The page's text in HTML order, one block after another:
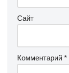
Сайт
Комментарий *